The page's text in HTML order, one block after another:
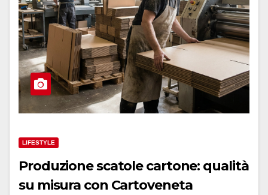
LIFESTYLE
Produzione scatole cartone: qualità
su misura con Cartoveneta